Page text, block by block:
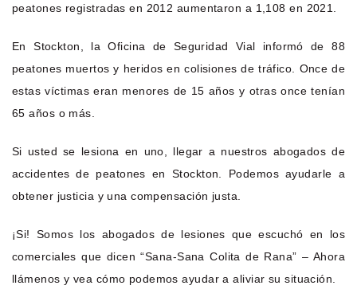
peatones registradas en 2012 aumentaron a 1,108 en 2021.
En Stockton, la Oficina de Seguridad Vial informó de 88
peatones muertos y heridos en colisiones de tráfico. Once de
estas víctimas eran menores de 15 años y otras once tenían
65 años o más.
Si usted se lesiona en uno, llegar a nuestros abogados de
accidentes de peatones en Stockton. Podemos ayudarle a
obtener justicia y una compensación justa.
¡Si! Somos los abogados de lesiones que escuchó en los
comerciales que dicen “Sana-Sana Colita de Rana” – Ahora
llámenos y vea cómo podemos ayudar a aliviar su situación.